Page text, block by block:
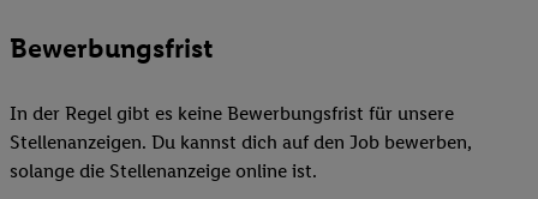
Bewerbungsfrist
In der Regel gibt es keine Bewerbungsfrist für unsere
Stellenanzeigen. Du kannst dich auf den Job bewerben,
solange die Stellenanzeige online ist.